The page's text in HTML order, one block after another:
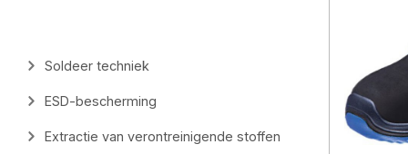
Soldeer techniek
ESD-bescherming
Extractie van verontreinigende stoffen